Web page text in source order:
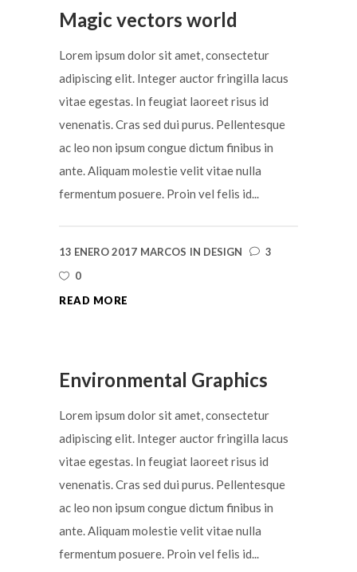
Magic vectors world
Lorem ipsum dolor sit amet, consectetur
adipiscing elit. Integer auctor fringilla lacus
vitae egestas. In feugiat laoreet risus id
venenatis. Cras sed dui purus. Pellentesque
ac leo non ipsum congue dictum finibus in
ante. Aliquam molestie velit vitae nulla
fermentum posuere. Proin vel felis id...
13 ENERO 2017 MARCOS IN DESIGN
3
0
READ MORE
Environmental Graphics
Lorem ipsum dolor sit amet, consectetur
adipiscing elit. Integer auctor fringilla lacus
vitae egestas. In feugiat laoreet risus id
venenatis. Cras sed dui purus. Pellentesque
ac leo non ipsum congue dictum finibus in
ante. Aliquam molestie velit vitae nulla
fermentum posuere. Proin vel felis id...